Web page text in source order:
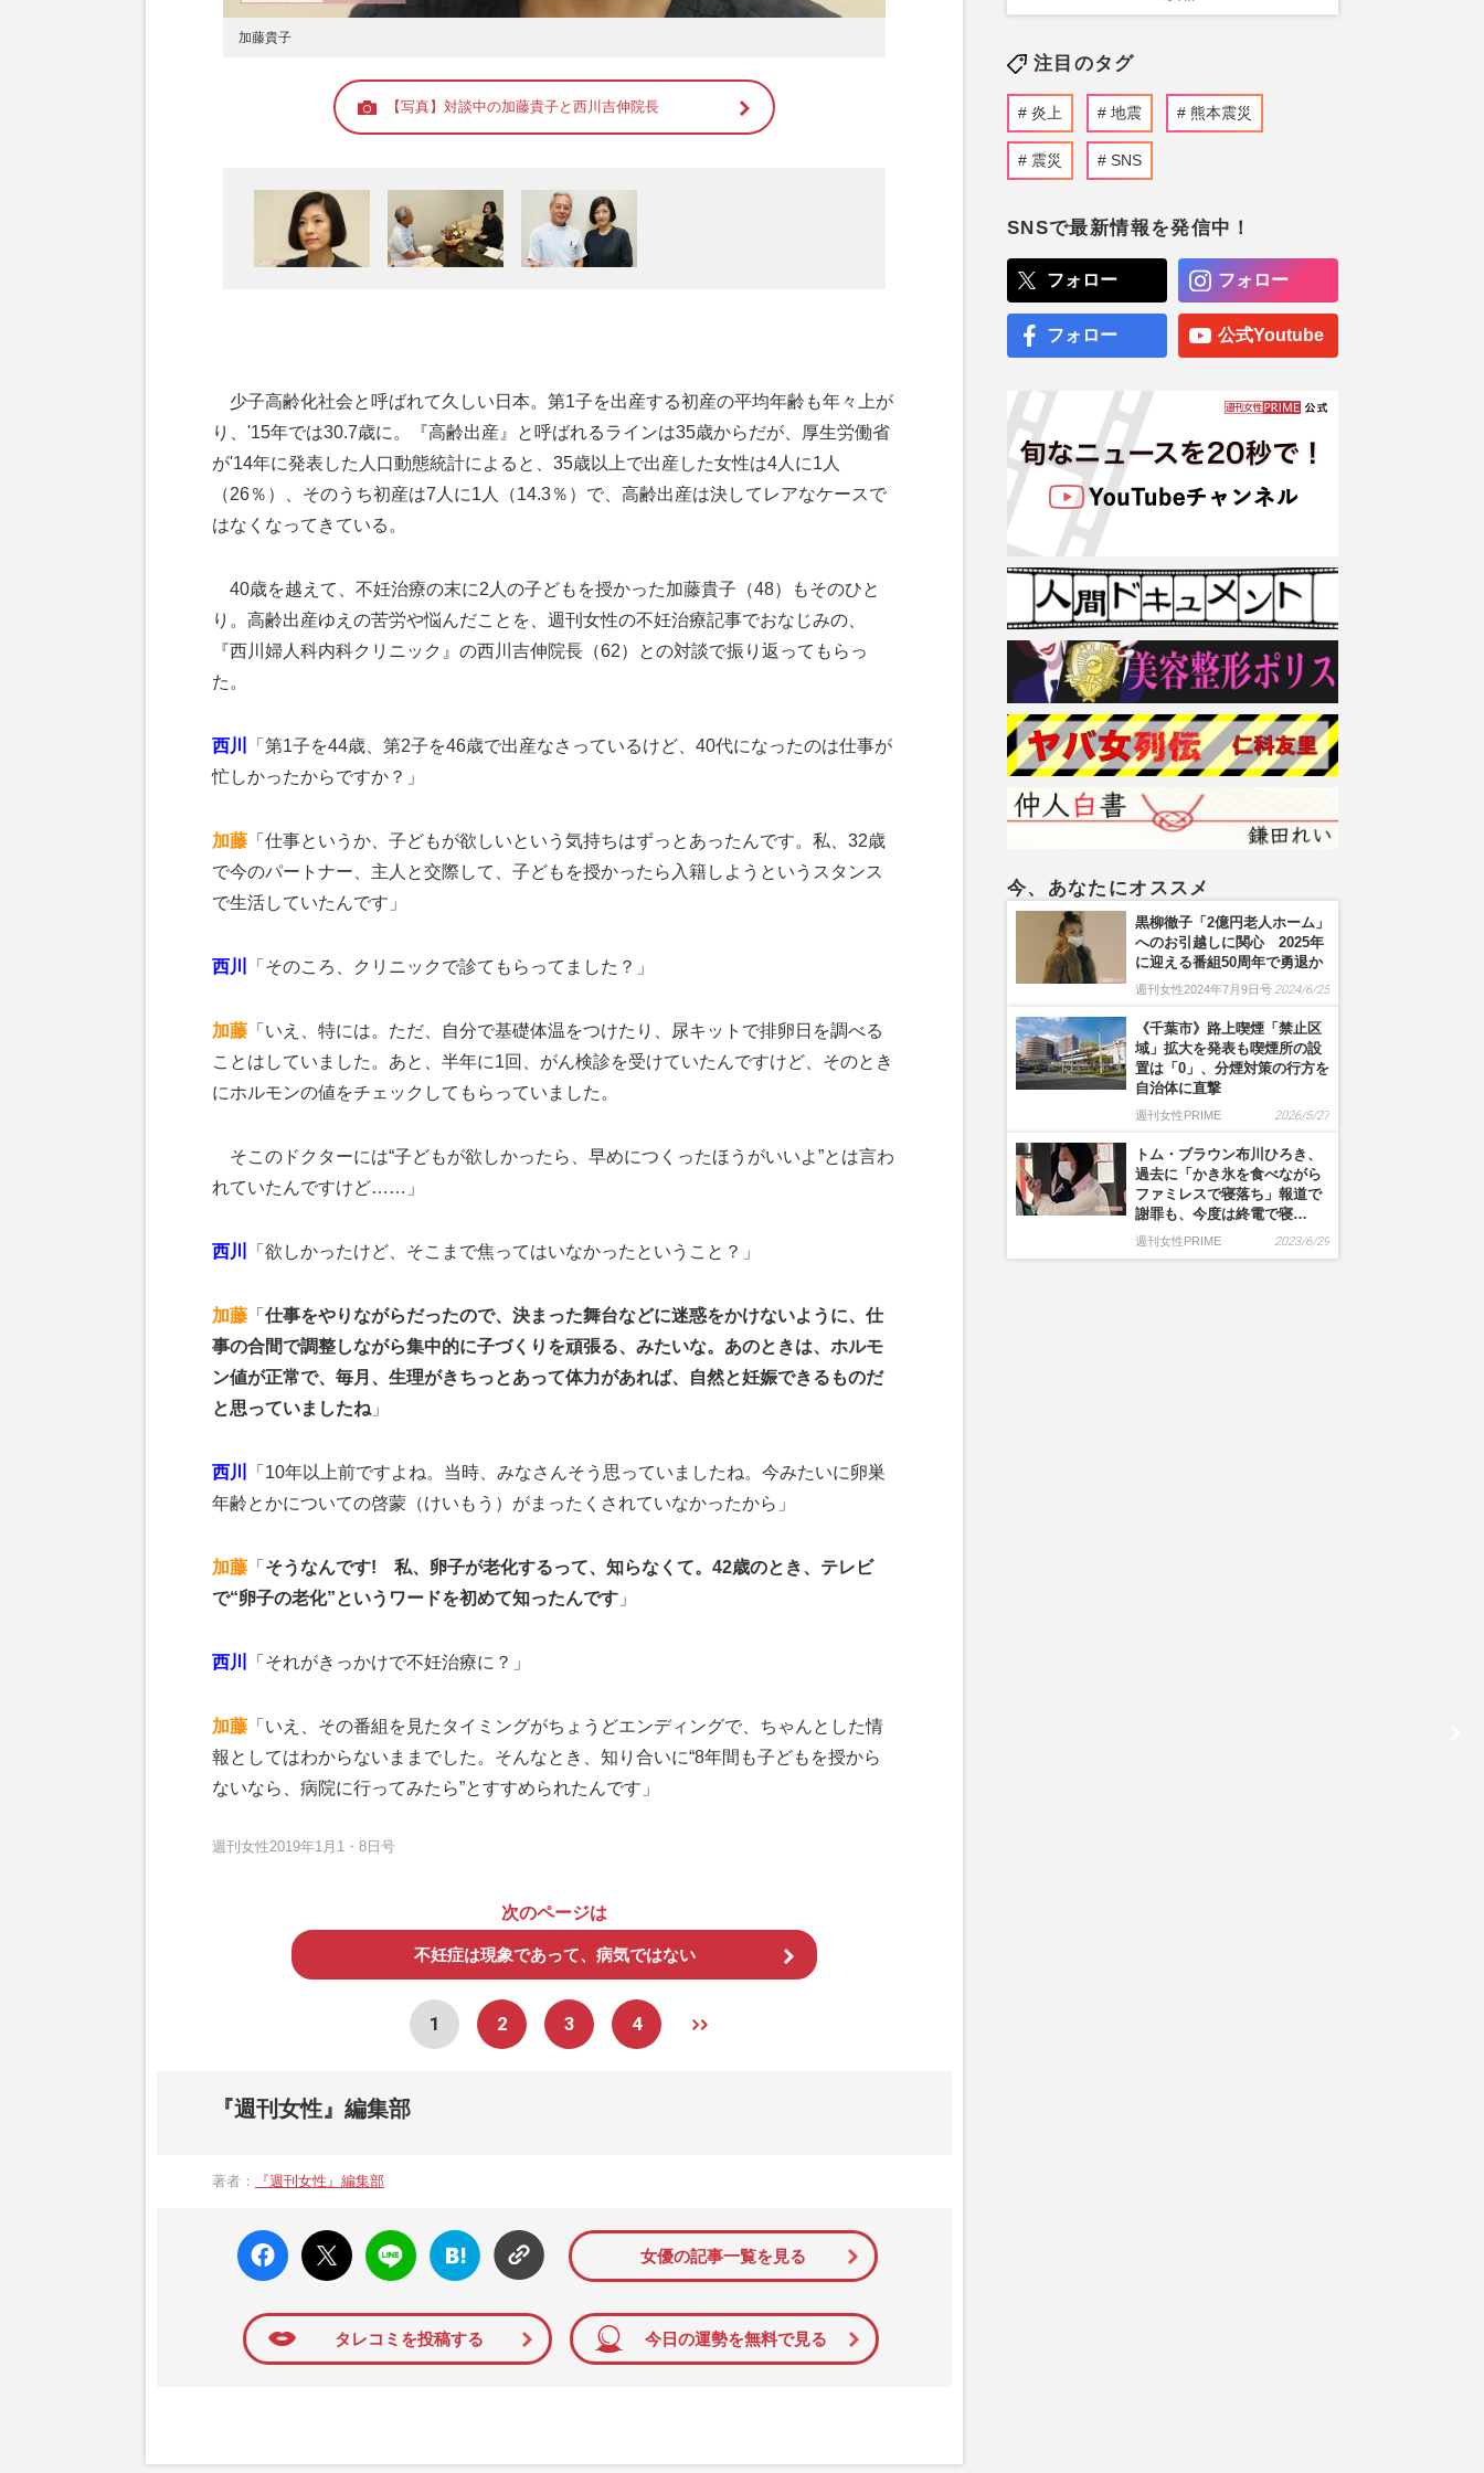
加藤貴子
【写真】対談中の加藤貴子と西川吉伸院長
少子高齢化社会と呼ばれて久しい日本。第1子を出産する初産の平均年齢も年々上が
り、'15年では30.7歳に。『高齢出産』と呼ばれるラインは35歳からだが、厚生労働省
が'14年に発表した人口動態統計によると、35歳以上で出産した女性は4人に1人
（26％）、そのうち初産は7人に1人（14.3％）で、高齢出産は決してレアなケースで
はなくなってきている。
40歳を越えて、不妊治療の末に2人の子どもを授かった加藤貴子（48）もそのひと
り。高齢出産ゆえの苦労や悩んだことを、週刊女性の不妊治療記事でおなじみの、
『西川婦人科内科クリニック』の西川吉伸院長（62）との対談で振り返ってもらっ
た。
西川
「第1子を44歳、第2子を46歳で出産なさっているけど、40代になったのは仕事が
忙しかったからですか？」
加藤 「仕事というか、子どもが欲しいという気持ちはずっとあったんです。私、32歳
で今のパートナー、主人と交際して、子どもを授かったら入籍しようというスタンス
で生活していたんです」
西川 「そのころ、クリニックで診てもらってました？」
加藤 「いえ、特には。ただ、自分で基礎体温をつけたり、尿キットで排卵日を調べる
ことはしていました。あと、半年に1回、がん検診を受けていたんですけど、そのとき
にホルモンの値をチェックしてもらっていました。
そこのドクターには“子どもが欲しかったら、早めにつくったほうがいいよ”とは言わ
れていたんですけど……」
西川 「欲しかったけど、そこまで焦ってはいなかったということ？」
加藤 「 仕事をやりながらだったので、決まった舞台などに迷惑をかけないように、仕
事の合間で調整しながら集中的に子づくりを頑張る、みたいな。あのときは、ホルモ
ン値が正常で、毎月、生理がきちっとあって体力があれば、自然と妊娠できるものだ
と思っていましたね 」
西川
「10年以上前ですよね。当時、みなさんそう思っていましたね。今みたいに卵巣
年齢とかについての啓蒙（けいもう）がまったくされていなかったから」
加藤 「 そうなんです! 私、卵子が老化するって、知らなくて。42歳のとき、テレビ
で“卵子の老化”というワードを初めて知ったんです 」
西川 「それがきっかけで不妊治療に？」
加藤 「いえ、その番組を見たタイミングがちょうどエンディングで、ちゃんとした情
報としてはわからないままでした。そんなとき、知り合いに“8年間も子どもを授から
ないなら、病院に行ってみたら”とすすめられたんです」
週刊女性2019年1月1・8日号
次のページは
不妊症は現象であって、病気ではない
1 2 3 4
『週刊女性』編集部
著者： 『週刊女性』編集部
faceboo
k いい
ね
X ポス
ト
LINE
はてな
ブック
マーク
女優の記事一覧を見る
タレコミを投稿する 今日の運勢を無料で見る
注目のタグ
炎上 地震 熊本震災
震災 SNS
SNSで最新情報を発信中！
フォロー フォロー
フォロー 公式Youtube
今、あなたにオススメ
黒柳徹子「2億円老人ホーム」
へのお引越しに関心 2025年
に迎える番組50周年で勇退か
週刊女性2024年7月9日号 2024/6/25
《千葉市》路上喫煙「禁止区
域」拡大を発表も喫煙所の設
置は「0」、分煙対策の行方を
自治体に直撃
週刊女性PRIME 2026/5/27
トム・ブラウン布川ひろき、
過去に「かき氷を食べながら
ファミレスで寝落ち」報道で
謝罪も、今度は終電で寝…
週刊女性PRIME 2023/6/29